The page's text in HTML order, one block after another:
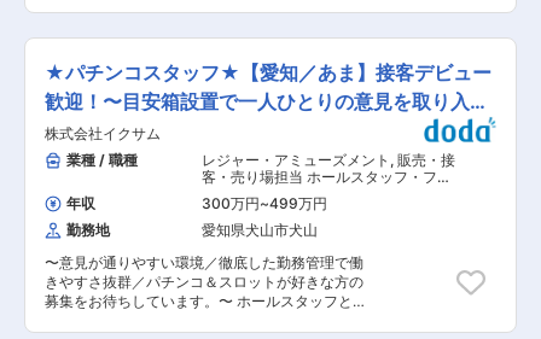
のショックアブソーバを手がけるカヤバ株式会社
の1次協力会社です。 1958年にお取引を始め、プ
産ニーズへの対応等、丁寧で高品質な仕上がりで
部品提供させて頂くことで今日まで支持を頂けて
おります。 変更の範囲：無
は、一般職となるホールスタッフから始めていた
だきます。出社したら、遊技台の電源を入れ、ホ
ール全体を清掃し、開店準備をします。開店後
は、お客様対応、カウンター業務などをお願いし
ます。 ・閉店作業は機械からのお金回収や機械の
メンテナンスなどを行っていただきます。また、
入替準備・提出物の作成・個々の分業の仕事・自
己啓発・発注関係などの事務作業も発生します。
■キャリアステップ： 入社後はホールスタッフと
してご活躍いただきますが、いずれはストアマネ
ージャー（店舗運営）としてご活躍いただきたい
です。また当社の評価制度は、定量面・定性面か
ら考課者やマネージャーと面談を行い、評価をし
ます。 ■当社の魅力： ・当社が運営するホール
は、木造建築のあたたかみと高い天井が生み出す
開放感にあふれています。さらに距離感を保った
★パチンコスタッフ★【愛知／あま】接客デビュー
歓迎！〜目安箱設置で一人ひとりの意見を取り入れ
る社風〜
株式会社イクサム
業種 / 職種
レジャー・アミューズメント , 販売・接
客・売り場担当 ホールスタッフ・フロ
アスタッフ・調理スタッフ（飲食）
年収 300万円~499万円
勤務地
愛知県犬山市犬山
〜意見が通りやすい環境／徹底した勤務管理で働
きやすさ抜群／パチンコ＆スロットが好きな方の
募集をお待ちしています。〜 ホールスタッフとし